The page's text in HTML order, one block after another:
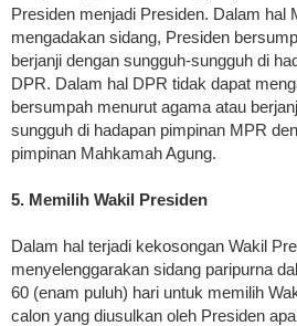
Presiden menjadi Presiden. Dalam hal
mengadakan sidang, Presiden
berjanji dengan sungguh-sungguh di
DPR. Dalam hal DPR tidak dapat
bersumpah menurut agama atau
sungguh di hadapan pimpinan MPR
pimpinan Mahkamah Agung.
5. Memilih Wakil Presiden
Dalam hal terjadi kekosongan Wakil
menyelenggarakan sidang paripurna
60 (enam puluh) hari untuk memilih
calon yang diusulkan oleh Presiden